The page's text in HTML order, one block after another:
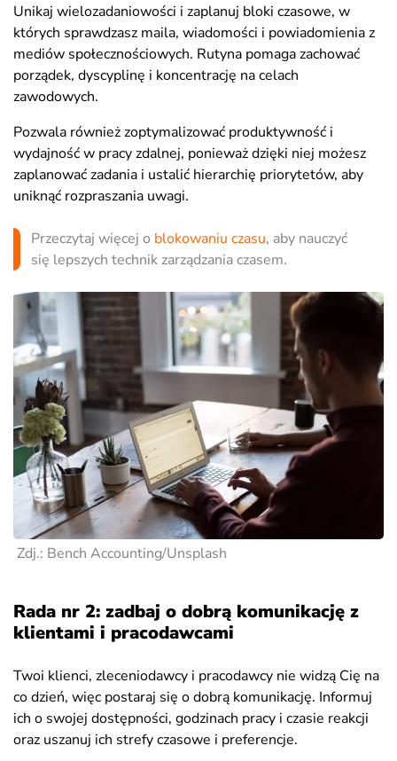
Unikaj wielozadaniowości i zaplanuj bloki czasowe, w
których sprawdzasz maila, wiadomości i powiadomienia z
mediów społecznościowych. Rutyna pomaga zachować
porządek, dyscyplinę i koncentrację na celach
zawodowych.
Pozwala również zoptymalizować produktywność i
wydajność w pracy zdalnej, ponieważ dzięki niej możesz
zaplanować zadania i ustalić hierarchię priorytetów, aby
uniknąć rozpraszania uwagi.
Przeczytaj więcej o blokowaniu czasu, aby nauczyć
się lepszych technik zarządzania czasem.
Zdj.: Bench Accounting/Unsplash
Rada nr 2: zadbaj o dobrą komunikację z
klientami i pracodawcami
Twoi klienci, zleceniodawcy i pracodawcy nie widzą Cię na
co dzień, więc postaraj się o dobrą komunikację. Informuj
ich o swojej dostępności, godzinach pracy i czasie reakcji
oraz uszanuj ich strefy czasowe i preferencje.